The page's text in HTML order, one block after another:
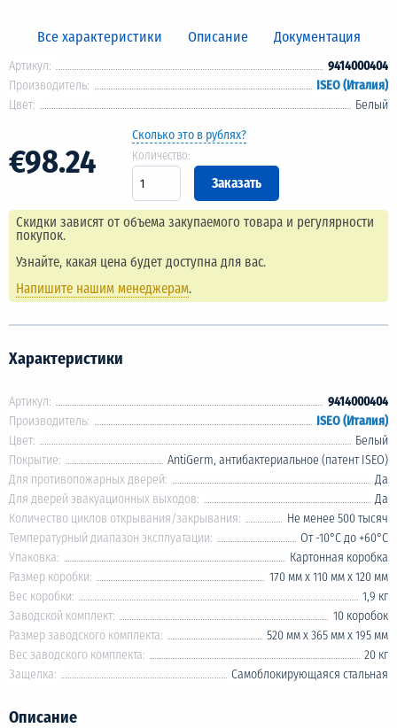
Все характеристики Описание Документация
Артикул:
9414000404
Производитель:
ISEO (Италия)
Цвет:
Белый
€98.24
Сколько это в рублях?
Количество:
Скидки зависят от объема закупаемого товара и регулярности
покупок.
Узнайте, какая цена будет доступна для вас.
Напишите нашим менеджерам.
Характеристики
Артикул:
9414000404
Производитель:
ISEO (Италия)
Цвет:
Белый
Покрытие:
AntiGerm, антибактериальное (патент ISEO)
Для противопожарных дверей:
Да
Для дверей эвакуационных выходов:
Да
Количество циклов открывания/закрывания:
Не менее 500 тысяч
Температурный диапазон эксплуатации:
От -10°C до +60°C
Упаковка:
Картонная коробка
Размер коробки:
170 мм х 110 мм х 120 мм
Вес коробки:
1,9 кг
Заводской комплект:
10 коробок
Размер заводского комплекта:
520 мм х 365 мм х 195 мм
Вес заводского комплекта:
20 кг
Защелка:
Самоблокирующаяся стальная
Описание